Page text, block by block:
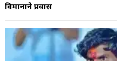
विमानाने प्रवास